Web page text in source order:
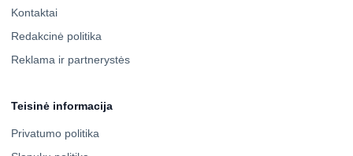
Kontaktai
Redakcinė politika
Reklama ir partnerystės
Teisinė informacija
Privatumo politika